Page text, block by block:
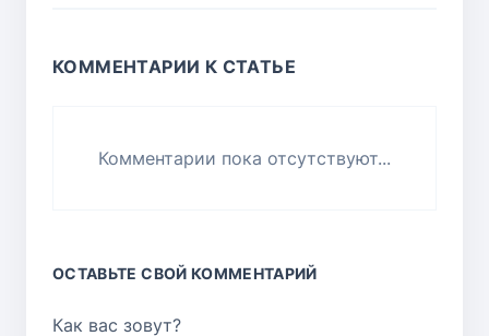
КОММЕНТАРИИ К СТАТЬЕ
Комментарии пока отсутствуют...
ОСТАВЬТЕ СВОЙ КОММЕНТАРИЙ
Как вас зовут?